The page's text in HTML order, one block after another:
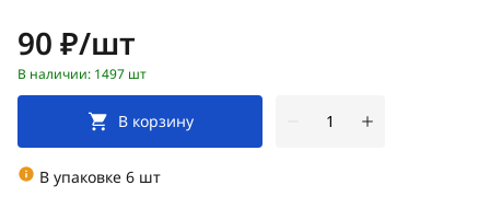
Цена:
90 ₽/шт
В наличии: 1497 шт
В корзину
В упаковке 6 шт